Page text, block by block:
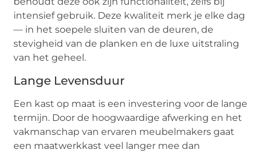
intensief gebruik. Deze kwaliteit merk je elke dag
— in het soepele sluiten van de deuren, de
stevigheid van de planken en de luxe uitstraling
van het geheel.
Lange Levensduur
Een kast op maat is een investering voor de lange
termijn. Door de hoogwaardige afwerking en het
vakmanschap van ervaren meubelmakers gaat
een maatwerkkast veel langer mee dan